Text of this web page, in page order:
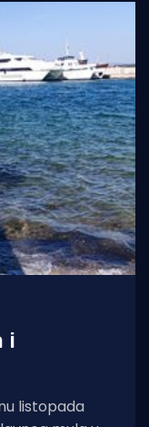
i
listopada